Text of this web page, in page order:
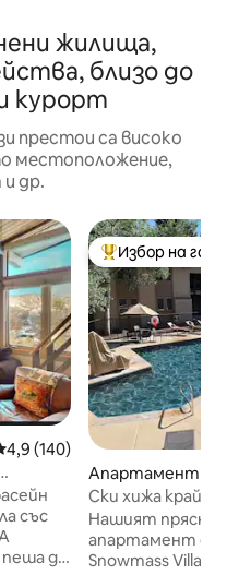
жилища,
близо до
курорт
престои са високо
местоположение,
др.
оценка: 4,9 от 5,
4,9 (140)
със
пеша до
Най-популярен
Избор на
Апартамент –
Village
Ски хижа край
склон
Нашият прясно
апартамент е
Snowmass Village.